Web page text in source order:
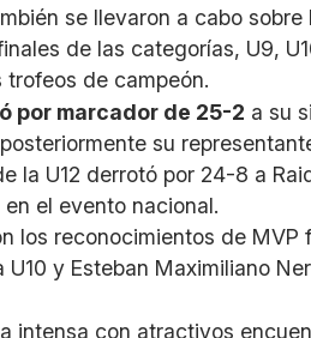
se llevaron a cabo
de las categorías, U9,
trofeos de campeón.
por marcador de 25-2 a su
su
la U12 derrotó por 24-8 a
el evento nacional.
los reconocimientos de MVP
y Esteban Maximiliano
intensa con atractivos